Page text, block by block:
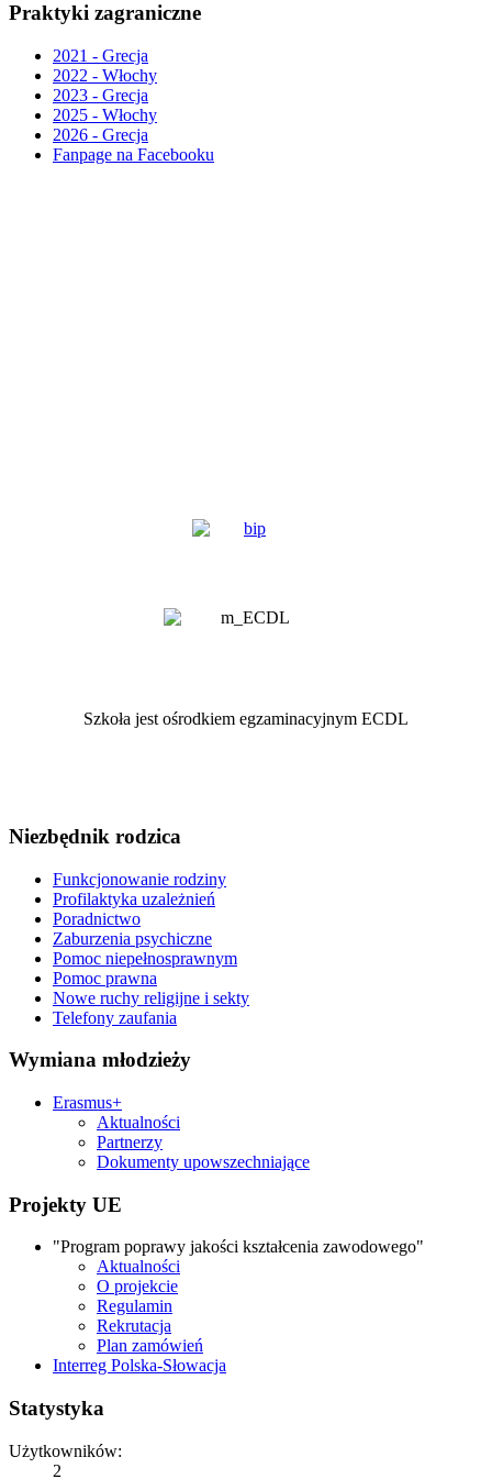
Praktyki zagraniczne
2021 - Grecja
2022 - Włochy
2023 - Grecja
2025 - Włochy
2026 - Grecja
Fanpage na Facebooku
Szkoła jest ośrodkiem egzaminacyjnym ECDL
Niezbędnik rodzica
Funkcjonowanie rodziny
Profilaktyka uzależnień
Poradnictwo
Zaburzenia psychiczne
Pomoc niepełnosprawnym
Pomoc prawna
Nowe ruchy religijne i sekty
Telefony zaufania
Wymiana młodzieży
Erasmus+
Aktualności
Partnerzy
Dokumenty upowszechniające
Projekty UE
"Program poprawy jakości kształcenia zawodowego"
Aktualności
O projekcie
Regulamin
Rekrutacja
Plan zamówień
Interreg Polska-Słowacja
Statystyka
Użytkowników:
2